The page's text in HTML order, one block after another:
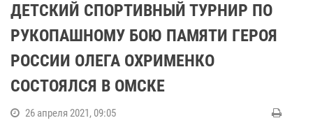
ДЕТСКИЙ СПОРТИВНЫЙ ТУРНИР ПО
РУКОПАШНОМУ БОЮ ПАМЯТИ ГЕРОЯ
РОССИИ ОЛЕГА ОХРИМЕНКО
СОСТОЯЛСЯ В ОМСКЕ
26 апреля 2021, 09:05